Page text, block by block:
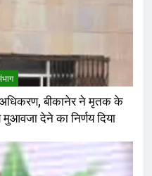
अधिकरण, बीकानेर ने मृतक के
देने का निर्णय दिया